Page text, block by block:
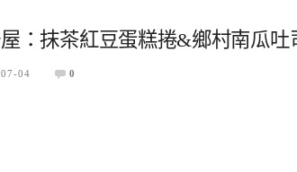
屋：抹茶紅豆蛋糕捲&鄉村南瓜
04 0